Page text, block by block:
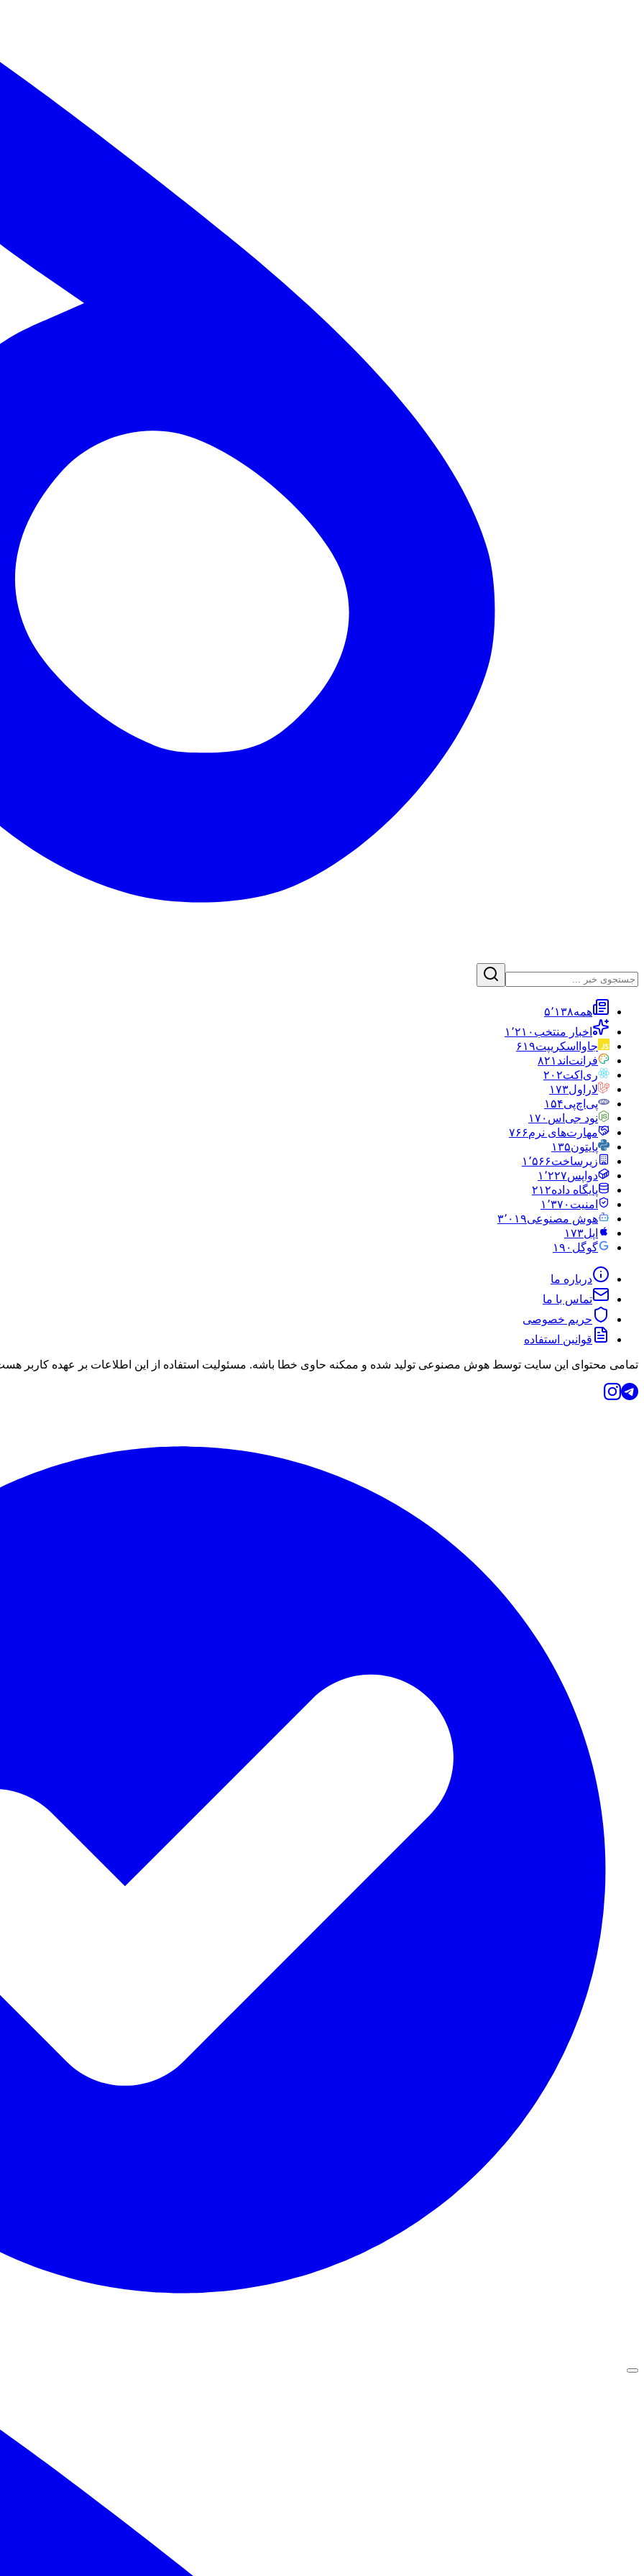
همه۵٬۱۳۸
اخبار منتخب ۱٬۲۱۰
جاوااسکریپت۶۱۹
فرانت‌اند ۸۲۱
ری‌اکت۲۰۲
لاراول۱۷۳
پی‌اچ‌پی۱۵۴
نود جی‌اس ۱۷۰
مهارت‌های نرم۷۶۶
پایتون۱۳۵
زیرساخت۱٬۵۶۶
دواپس۱٬۲۲۷
پایگاه داده۲۱۲
امنیت ۱٬۳۷۰
هوش مصنوعی۳٬۰۱۹
اپل۱۷۳
گوگل ۱۹۰
درباره ما
تماس با ما
حریم خصوصی
قوانین استفاده
تمامی محتوای این سایت توسط هوش مصنوعی تولید شده و ممکنه حاوی خطا باشه. مسئولیت استفاده از این اطلاعات بر عهده کاربر